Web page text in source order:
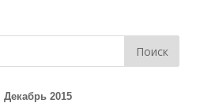
Декабрь 2015